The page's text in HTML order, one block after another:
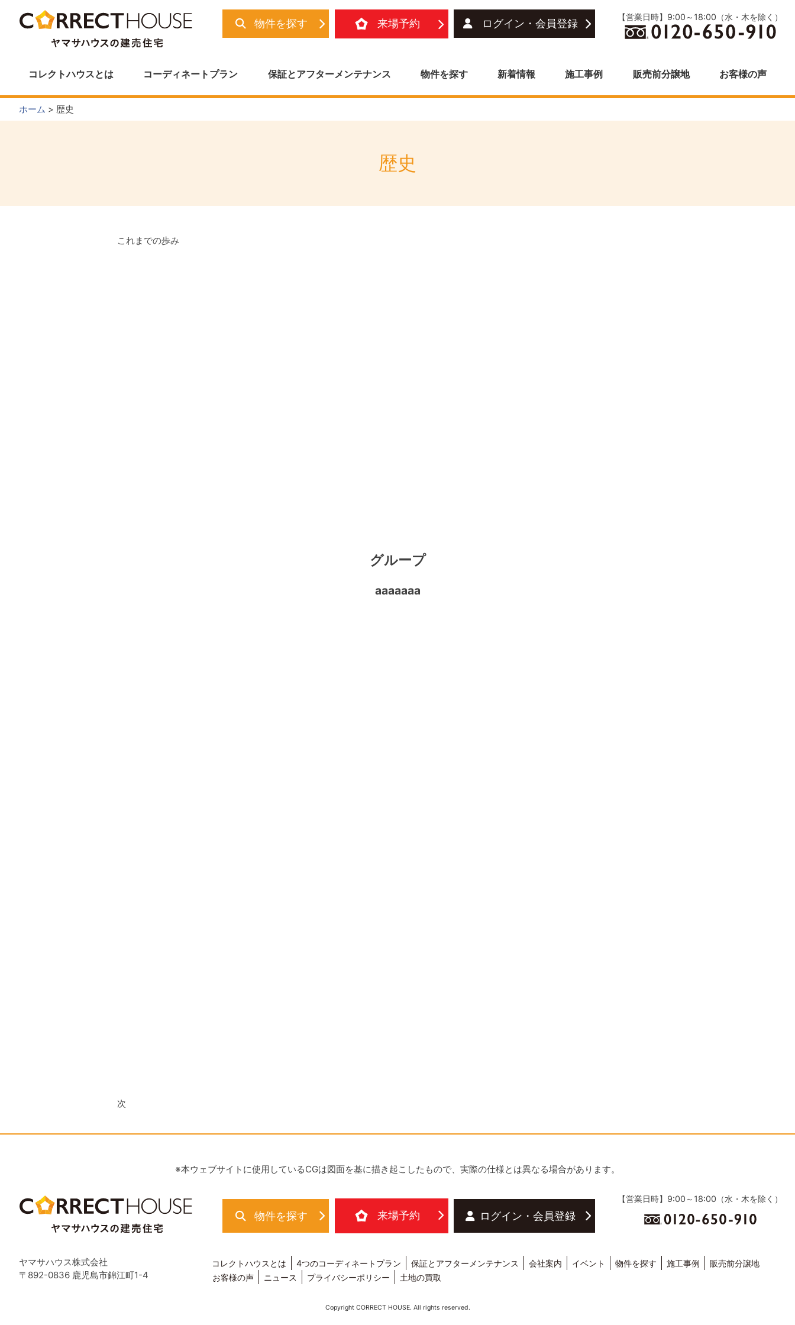
content
物件を探す 来場予約 ログイン・会員登録
【営業日時】9:00～18:00（水・木を除く）
コレクトハウスとは コーディネートプラン 保証とアフターメンテナンス 物件を探す 新着情報 施工事例 販売前分譲地 お客様の声
ホーム > 歴史
歴史
これまでの歩み
グループ
aaaaaaa
次
※本ウェブサイトに使用しているCGは図面を基に描き起こしたもので、実際の仕様とは異なる場合があります。
物件を探す 来場予約 ログイン・会員登録
【営業日時】9:00～18:00（水・木を除く）
ヤマサハウス株式会社
〒892-0836 鹿児島市錦江町1-4
コレクトハウスとは 4つのコーディネートプラン 保証とアフターメンテナンス 会社案内 イベント 物件を探す 施工事例
販売前分譲地
お客様の声
ニュース プライバシーポリシー 土地の買取
Copyright CORRECT HOUSE. All rights reserved.